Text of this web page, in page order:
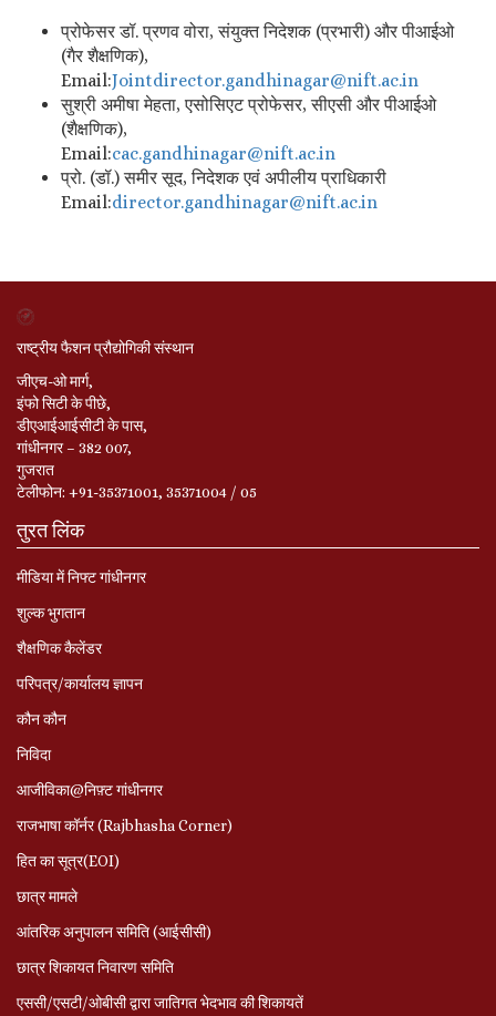
प्रोफेसर डॉ. प्रणव वोरा, संयुक्त निदेशक (प्रभारी) और पीआईओ
(गैर शैक्षणिक),
Email:Jointdirector.gandhinagar@nift.ac.in
सुश्री अमीषा मेहता, एसोसिएट प्रोफेसर, सीएसी और पीआईओ
(शैक्षणिक),
Email:cac.gandhinagar@nift.ac.in
प्रो. (डॉ.) समीर सूद, निदेशक एवं अपीलीय प्राधिकारी
Email:director.gandhinagar@nift.ac.in
राष्ट्रीय फैशन प्रौद्योगिकी संस्थान
जीएच-ओ मार्ग,
इंफो सिटी के पीछे,
डीएआईआईसीटी के पास,
गांधीनगर – 382 007,
गुजरात
टेलीफोन: +91-35371001, 35371004 / 05
तुरत लिंक
मीडिया में निफ्ट गांधीनगर
शुल्क भुगतान
शैक्षणिक कैलेंडर
परिपत्र/कार्यालय ज्ञापन
कौन कौन
निविदा
आजीविका@निफ़्ट गांधीनगर
राजभाषा कॉर्नर (Rajbhasha Corner)
हित का सूत्र(EOI)
छात्र मामले
आंतरिक अनुपालन समिति (आईसीसी)
छात्र शिकायत निवारण समिति
एससी/एसटी/ओबीसी द्वारा जातिगत भेदभाव की शिकायतें